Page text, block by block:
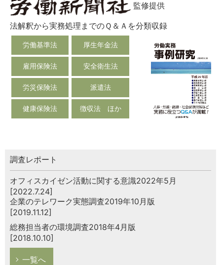
監修提供
法解釈から実務処理までのＱ＆Ａを分類収録
労働基準法 厚生年金法
雇用保険法 安全衛生法
労災保険法 派遣法
健康保険法 徴収法 ほか
調査レポート
オフィスカイゼン活動に関する意識2022年5月
[2022.7.24]
企業のテレワーク実態調査2019年10月版
[2019.11.12]
総務担当者の環境調査2018年4月版
[2018.10.10]
一覧へ